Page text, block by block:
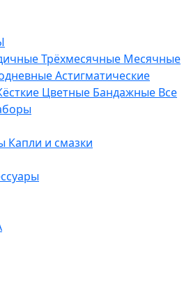
Трёхмесячные Месячные
Астигматические
Цветные Бандажные Все
Капли и смазки